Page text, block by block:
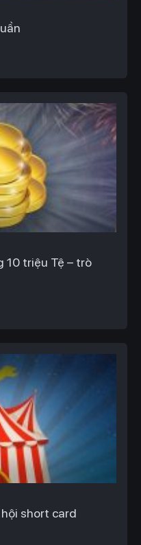
10 triệu Tệ – trò
short card